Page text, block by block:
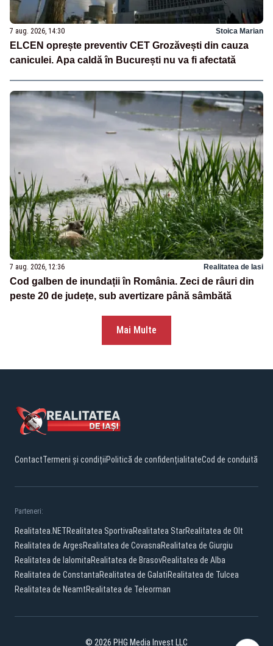
7 aug. 2026, 14:30 Stoica Marian
ELCEN oprește preventiv CET Grozăvești din cauza
caniculei. Apa caldă în București nu va fi afectată
7 aug. 2026, 12:36 Realitatea de Iasi
Cod galben de inundații în România. Zeci de râuri din
peste 20 de județe, sub avertizare până sâmbătă
Mai Multe
ContactTermeni și condițiiPolitică de confidențialitateCod de conduită
Parteneri:
Realitatea.NETRealitatea SportivaRealitatea StarRealitatea de Olt
Realitatea de ArgesRealitatea de CovasnaRealitatea de Giurgiu
Realitatea de IalomitaRealitatea de BrasovRealitatea de Alba
Realitatea de ConstantaRealitatea de GalatiRealitatea de Tulcea
Realitatea de NeamtRealitatea de Teleorman
© 2026 PHG Media Invest LLC